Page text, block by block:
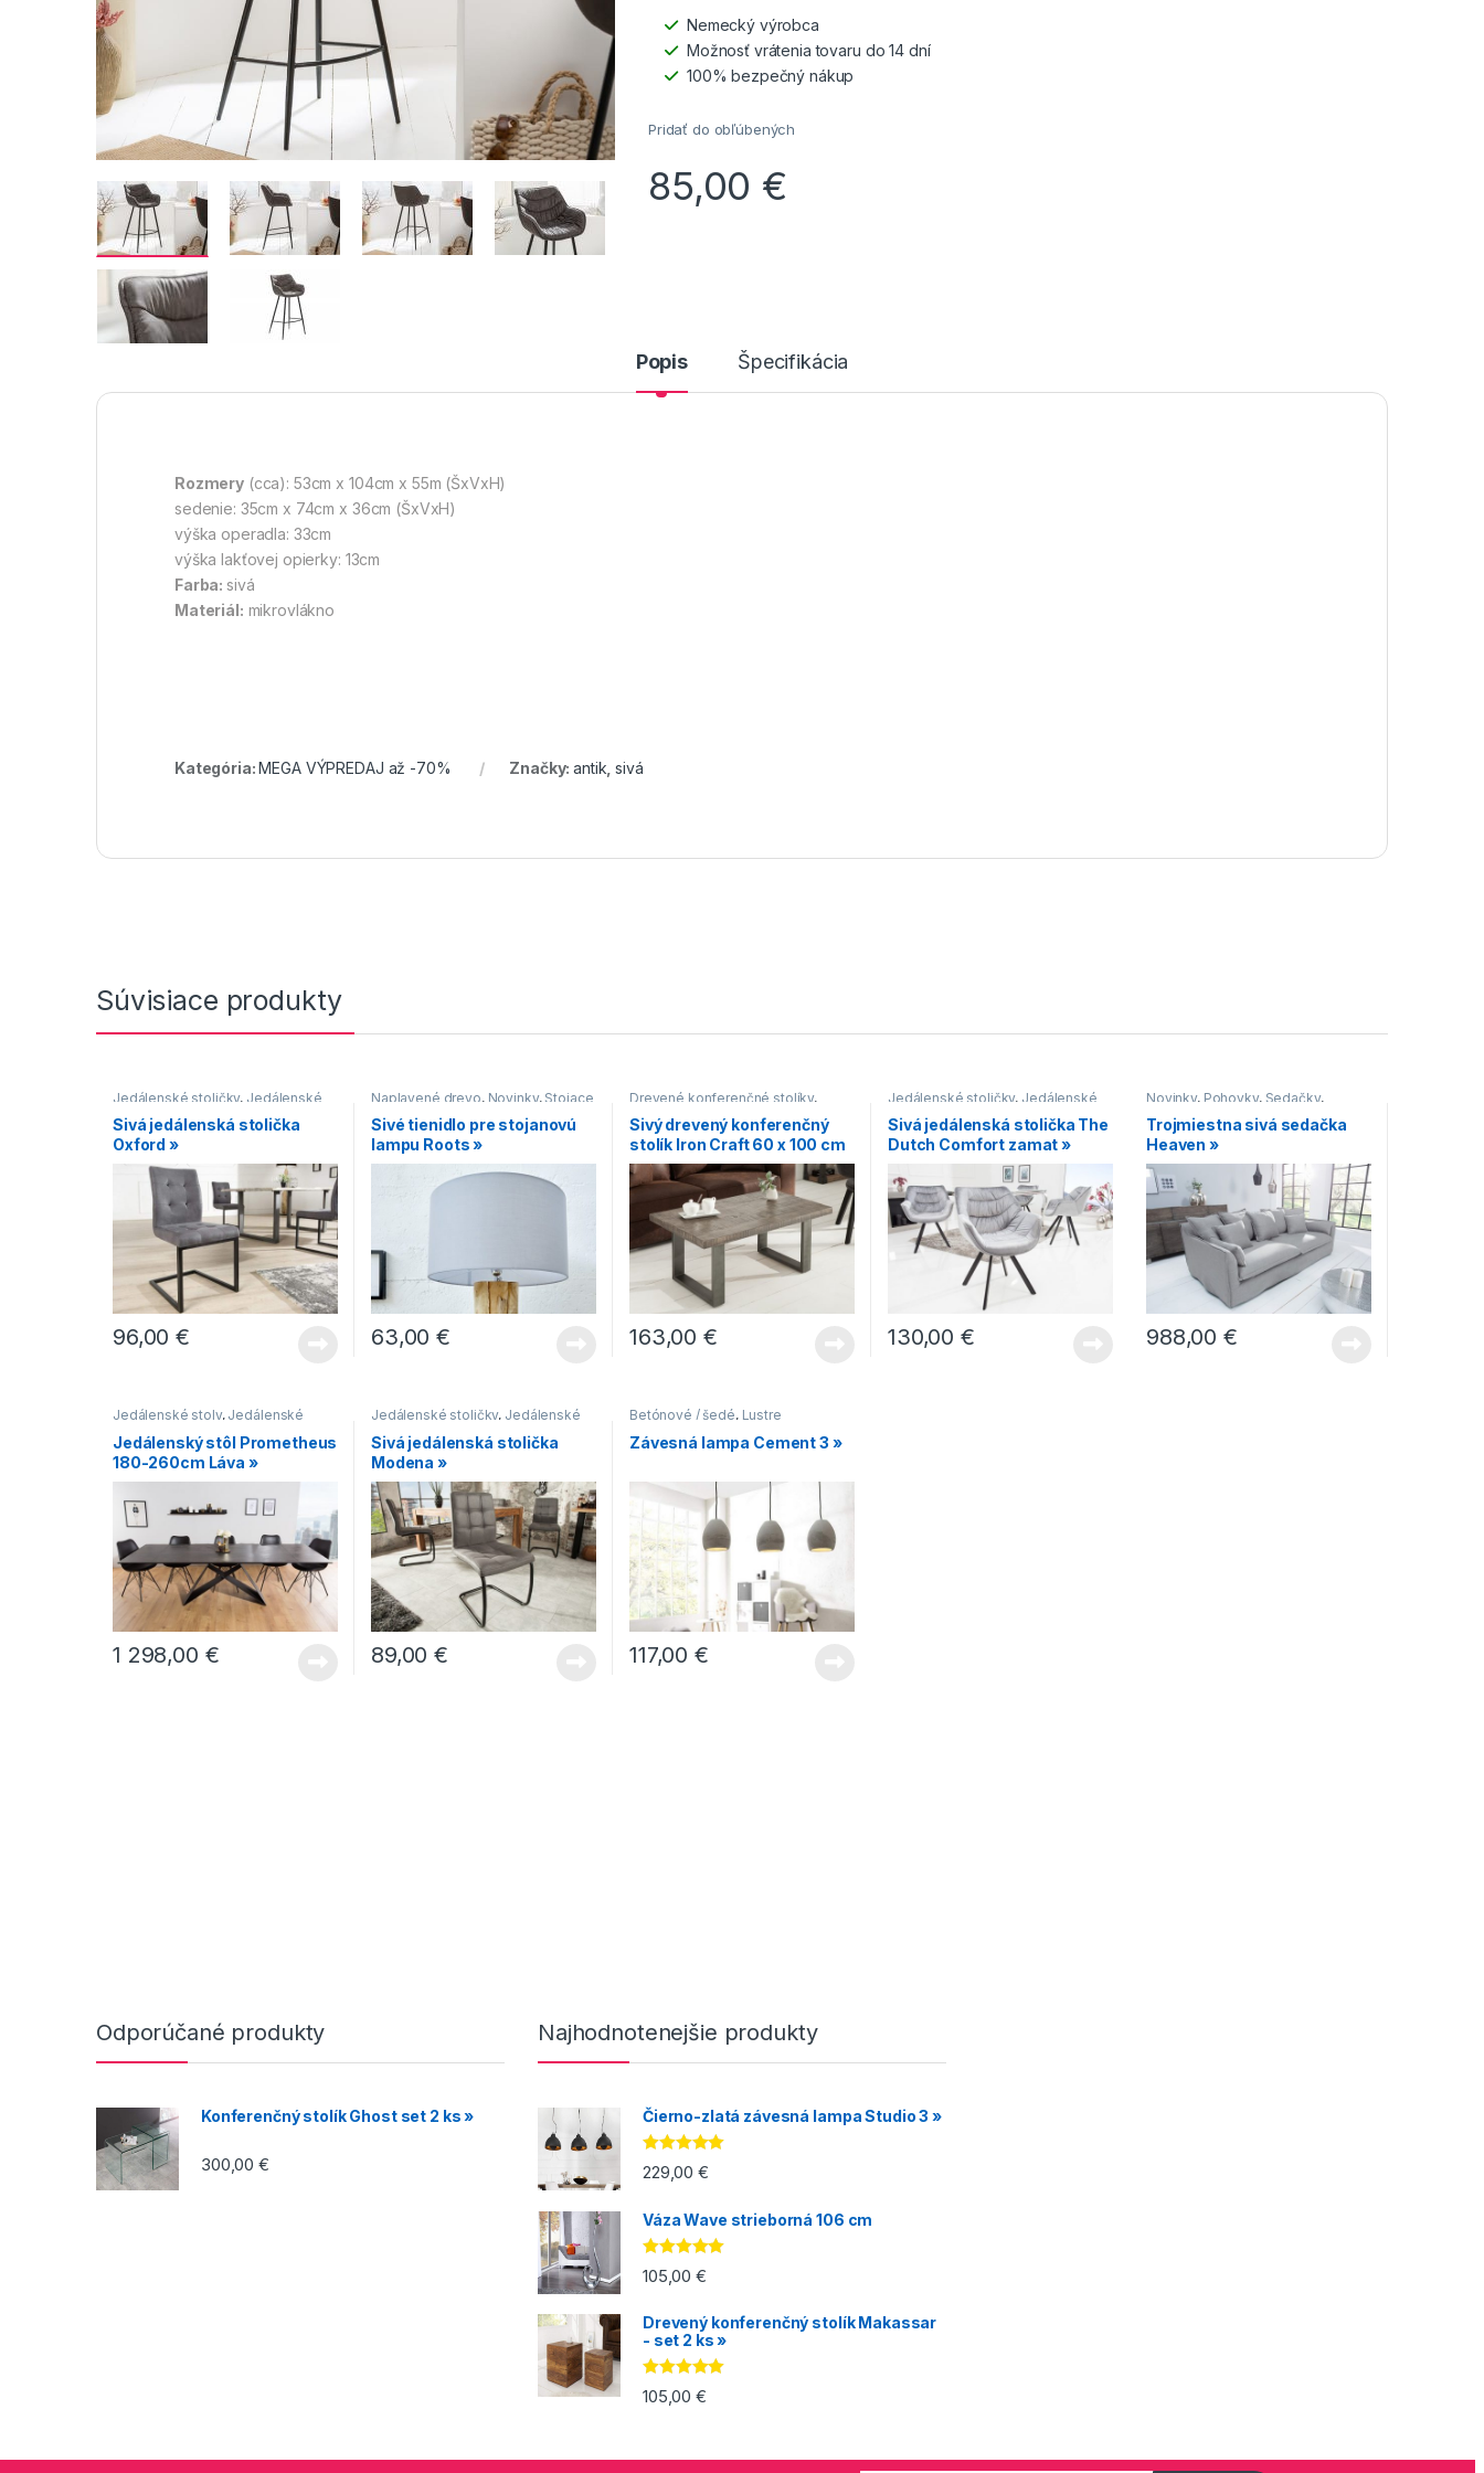
Nemecký výrobca
Možnosť vrátenia tovaru do 14 dní
100% bezpečný nákup
Pridať do obľúbených
85,00 €
Popis Špecifikácia
Rozmery (cca): 53cm x 104cm x 55m (ŠxVxH)
sedenie: 35cm x 74cm x 36cm (ŠxVxH)
výška operadla: 33cm
výška lakťovej opierky: 13cm
Farba:sivá
Materiál: mikrovlákno
Kategória:MEGA VÝPREDAJ až -70% Značky:antik ,sivá
Súvisiace produkty
Jedálenské stoličky, Jedálenské
stoličky s čalúneným sedákom
Jedálenské stoličky s kovovou
podnožou
lyžinovým podstavcom
Jedálenské stoličky v
industriálnom štýle,Jedálenské
stoličky v modernom štýle
Sivá jedálenská stolička
Oxford »
96,00€
Naplavené drevo, Novinky, Stojace
lampy ,Svietidlá
Sivé tienidlo pre stojanovú
lampu Roots »
63,00€
Drevené konferenčné stolíky,
Hranaté konferenčné stolíky,
Konferenčné stolíky,Konferenčné
stolíky v industriálnom štýle
Sivý drevený konferenčný
stolík Iron Craft 60 x 100 cm
– 45 mm »
163,00€
Jedálenské stoličky, Jedálenské
stoličky s čalúneným sedákom,
Jedálenské stoličky s kovovou
podnožou,Jedálenské stoličky v
Stoličky
Sivá jedálenská stolička The
Dutch Comfort zamat »
130,00€
Novinky, Pohovky, Sedačky,
Sedenie
Trojmiestna sivá sedačka
Heaven »
988,00€
Jedálenské stoly, Jedálenské
stoly s čiernou podnožou
Jedálenské stoly so stredovou
podnožou,Jedálenské stoly v
Jedálenský stôl Prometheus
180-260cm Láva »
1 298,00 €
Jedálenské stoličky, Jedálenské
stoličky s čalúneným sedákom
Jedálenské stoličky s lyžinovým
podstavcom
v modernom štýle
Sivá jedálenská stolička
Modena »
89,00€
Betónové / šedé, Lustre
Závesná lampa Cement 3 »
117,00€
Odporúčané produkty
Konferenčný stolík Ghost set 2 ks »
300,00€
Najhodnotenejšie produkty
Čierno-zlatá závesná lampa Studio 3 »
Hodnotenie
5.00z 5
229,00€
Váza Wave strieborná 106 cm
Hodnotenie
5.00z 5
105,00€
Drevený konferenčný stolík Makassar
- set 2 ks »
Hodnotenie
5.00z 5
105,00€